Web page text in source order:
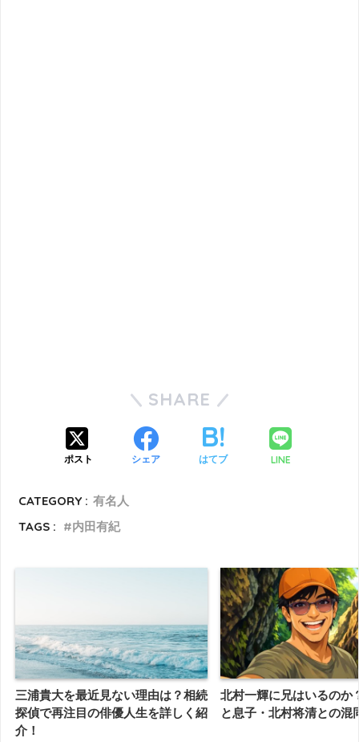
SHARE
ポスト シェア はてブ LINE
CATEGORY : 有名人
TAGS :
内田有紀
三浦貴大を最近見ない理由は？相続
探偵で再注目の俳優人生を詳しく紹
介！
北村一輝に兄はいるのか
と息子・北村将清との混